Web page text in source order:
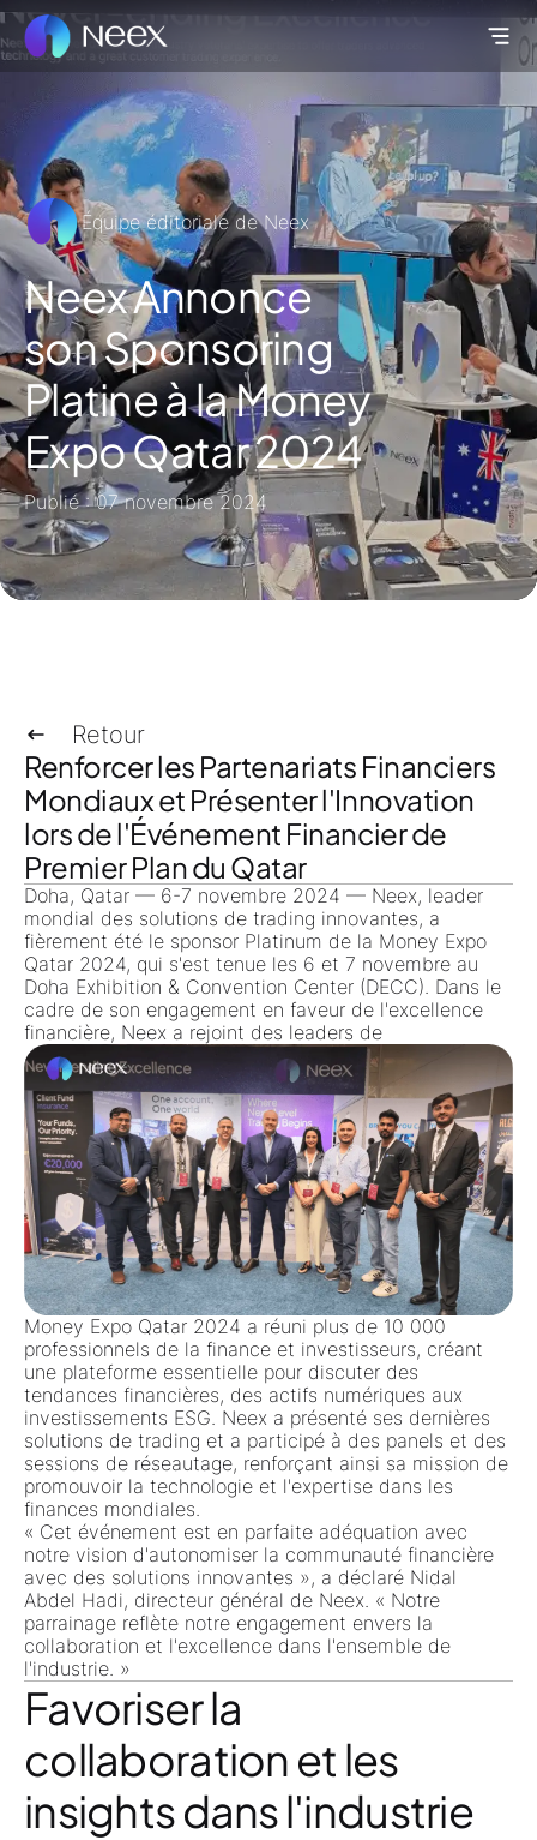
Équipe éditoriale de Neex
Neex Annonce
son Sponsoring
Platine à la Money
Expo Qatar 2024
Publié : 07 novembre 2024
Retour
Renforcer les Partenariats Financiers
Mondiaux et Présenter l'Innovation
lors de l'Événement Financier de
Premier Plan du Qatar
Doha, Qatar — 6-7 novembre 2024 — Neex, leader
mondial des solutions de trading innovantes, a
fièrement été le sponsor Platinum de la Money Expo
Qatar 2024, qui s'est tenue les 6 et 7 novembre au
Doha Exhibition & Convention Center (DECC). Dans le
cadre de son engagement en faveur de l'excellence
financière, Neex a rejoint des leaders de
Money Expo Qatar 2024 a réuni plus de 10 000
professionnels de la finance et investisseurs, créant
une plateforme essentielle pour discuter des
tendances financières, des actifs numériques aux
investissements ESG. Neex a présenté ses dernières
solutions de trading et a participé à des panels et des
sessions de réseautage, renforçant ainsi sa mission de
promouvoir la technologie et l'expertise dans les
finances mondiales.
« Cet événement est en parfaite adéquation avec
notre vision d'autonomiser la communauté financière
avec des solutions innovantes », a déclaré Nidal
Abdel Hadi, directeur général de Neex. « Notre
parrainage reflète notre engagement envers la
collaboration et l'excellence dans l'ensemble de
l'industrie. »
Favoriser la
collaboration et les
insights dans l'industrie